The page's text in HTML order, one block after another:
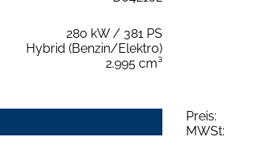
280 kW / 381 PS
Hybrid (Benzin/Elektro)
2.995 cm³
Preis:
MWSt: